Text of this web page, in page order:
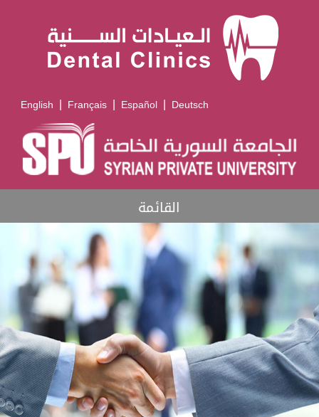
English | Français | Español | Deutsch
القائمة